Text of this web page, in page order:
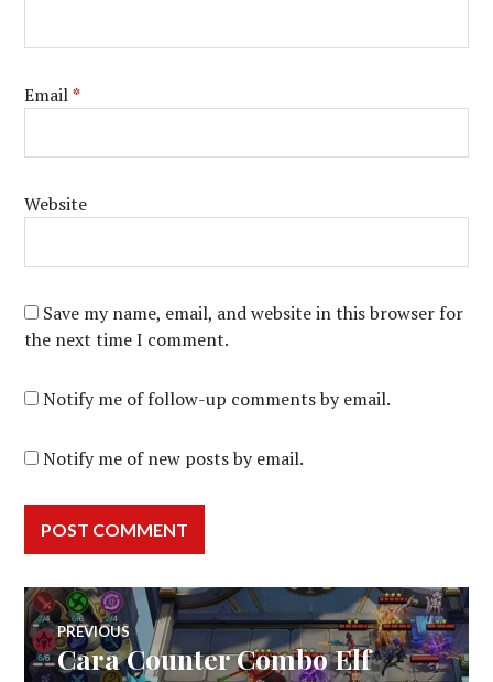
Email*
Website
Save my name, email, and website in this browser for
the next time I comment.
Notify me of follow-up comments by email.
Notify me of new posts by email.
Post
PREVIOUS
Previous
Cara Counter Combo Elf